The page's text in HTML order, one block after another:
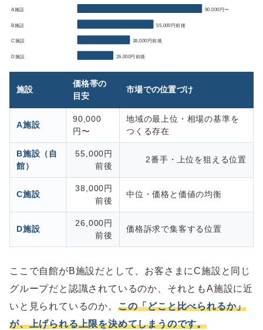
A施設 90,000円〜
B施設 55,000円前後
C施設 38,000円前後
D施設 26,000円前後
施設
価格帯の
目安
市場での位置づけ
A施設
90,000
円〜
地域の最上位・相場の基準を
つくる存在
B施設（自
館）
55,000円
前後
2番手・上位を狙える位置
C施設
38,000円
前後
中位・価格と価値の均衡
D施設
26,000円
前後
価格訴求で集客する位置
ここで自館がB施設だとして、お客さまにC施設と同じ
グループだと認識されているのか、それともA施設に近
いと見られているのか。 この「どこと比べられるか」
が、上げられる上限を決めてしまうのです。